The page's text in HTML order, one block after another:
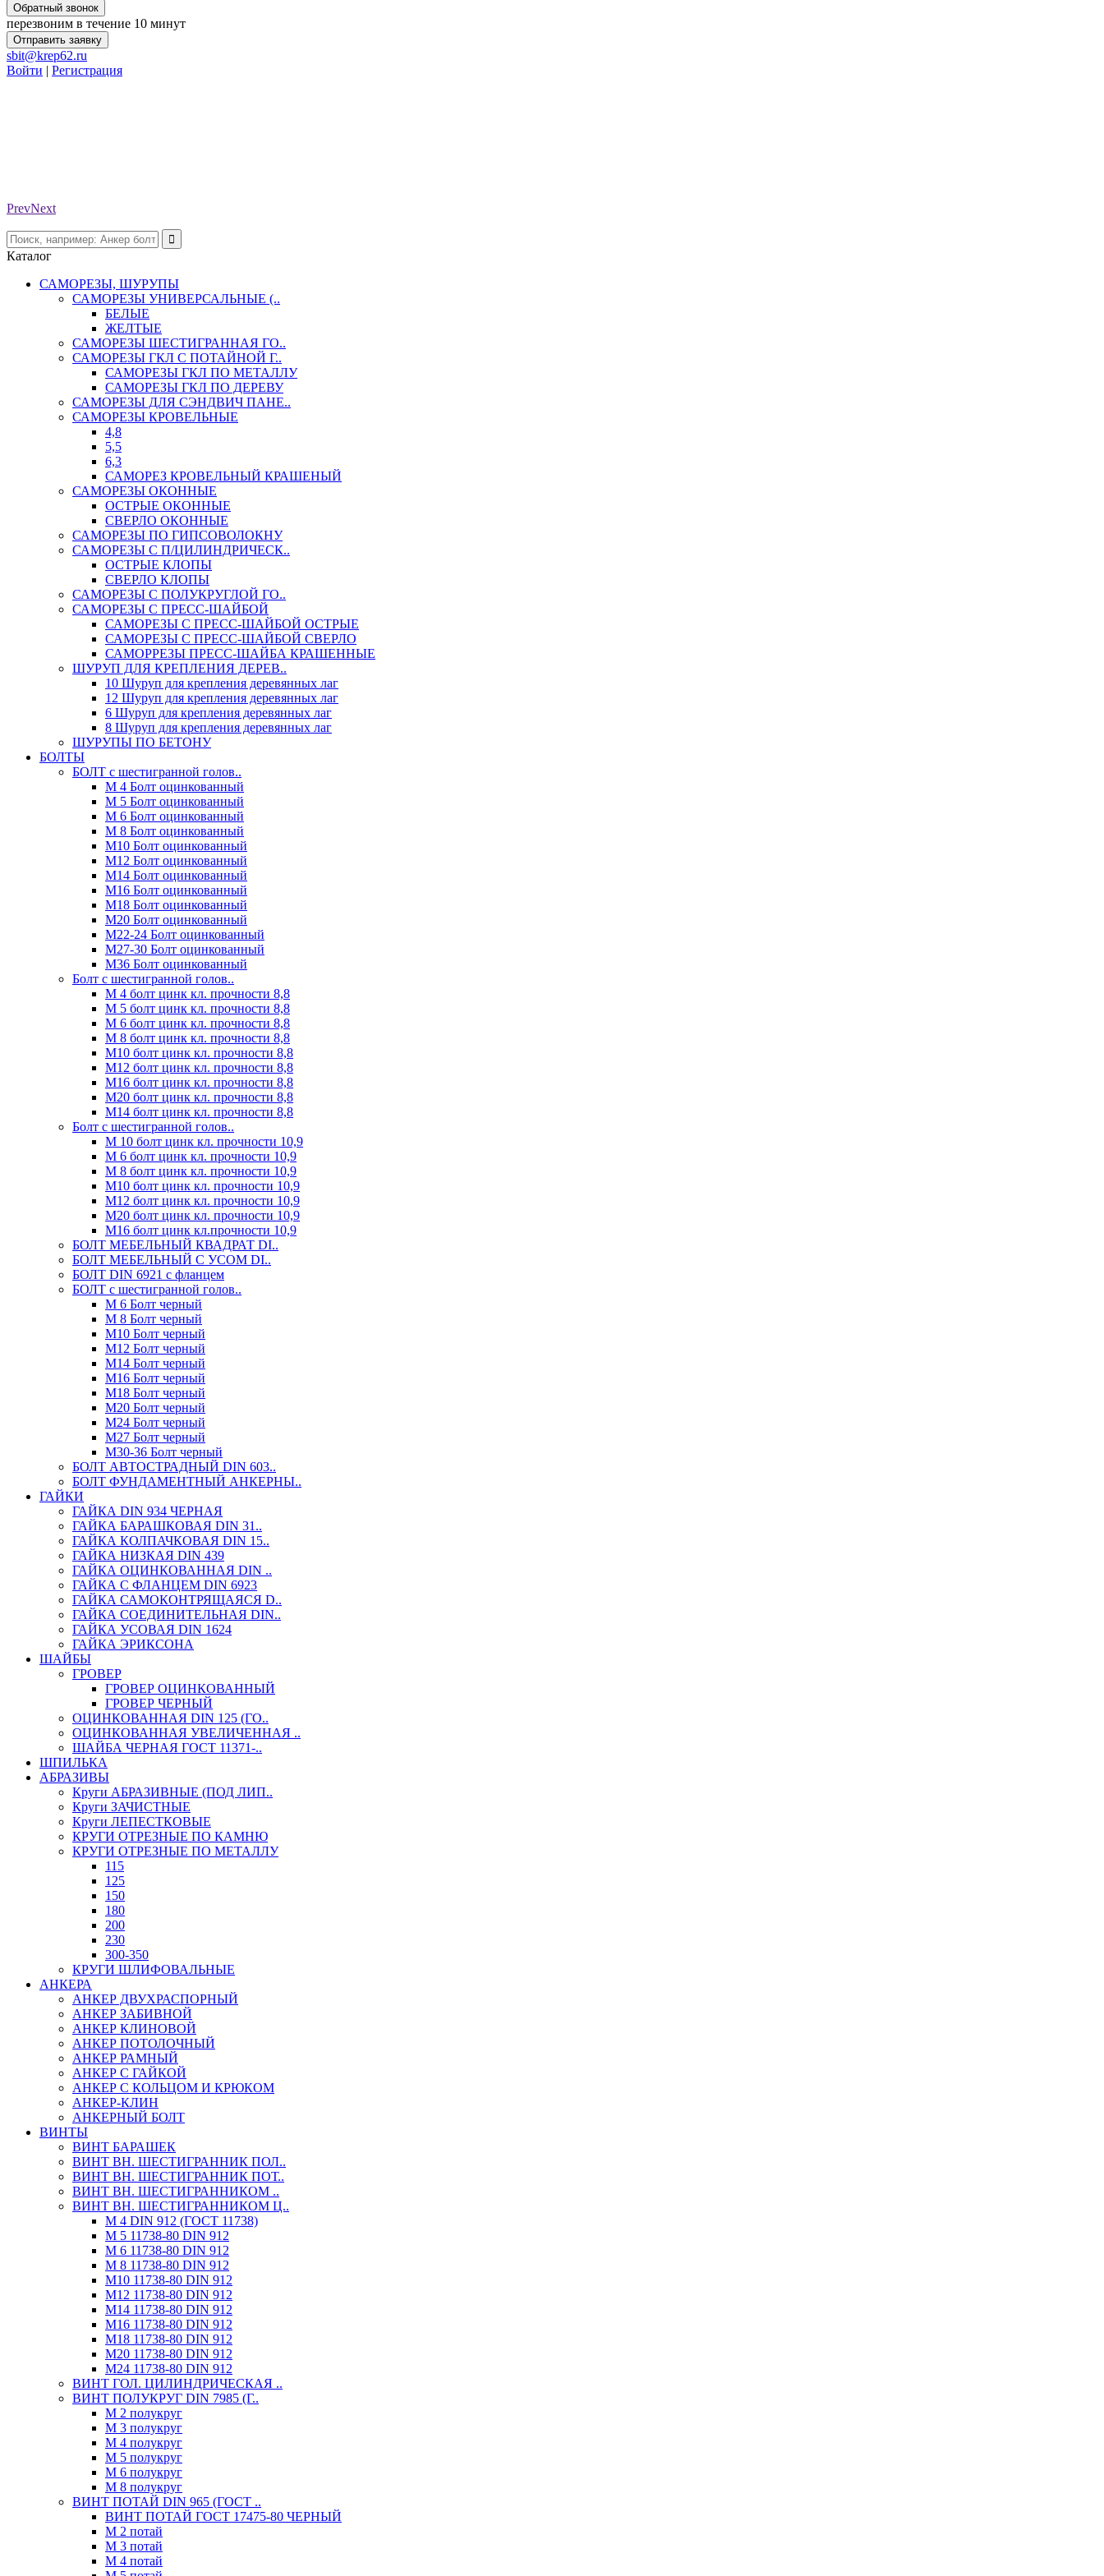
Обратный звонок
перезвоним в течение 10 минут
Отправить заявку
sbit@krep62.ru
Войти | Регистрация
PrevNext
Каталог
САМОРЕЗЫ, ШУРУПЫ
САМОРЕЗЫ УНИВЕРСАЛЬНЫЕ (..
БЕЛЫЕ
ЖЕЛТЫЕ
САМОРЕЗЫ ШЕСТИГРАННАЯ ГО..
САМОРЕЗЫ ГКЛ С ПОТАЙНОЙ Г..
САМОРЕЗЫ ГКЛ ПО МЕТАЛЛУ
САМОРЕЗЫ ГКЛ ПО ДЕРЕВУ
САМОРЕЗЫ ДЛЯ СЭНДВИЧ ПАНЕ..
САМОРЕЗЫ КРОВЕЛЬНЫЕ
4,8
5,5
6,3
САМОРЕЗ КРОВЕЛЬНЫЙ КРАШЕНЫЙ
САМОРЕЗЫ ОКОННЫЕ
ОСТРЫЕ ОКОННЫЕ
СВЕРЛО ОКОННЫЕ
САМОРЕЗЫ ПО ГИПСОВОЛОКНУ
САМОРЕЗЫ С П/ЦИЛИНДРИЧЕСК..
ОСТРЫЕ КЛОПЫ
СВЕРЛО КЛОПЫ
САМОРЕЗЫ С ПОЛУКРУГЛОЙ ГО..
САМОРЕЗЫ С ПРЕСС-ШАЙБОЙ
САМОРЕЗЫ С ПРЕСС-ШАЙБОЙ ОСТРЫЕ
САМОРЕЗЫ С ПРЕСС-ШАЙБОЙ СВЕРЛО
САМОРРЕЗЫ ПРЕСС-ШАЙБА КРАШЕННЫЕ
ШУРУП ДЛЯ КРЕПЛЕНИЯ ДЕРЕВ..
10 Шуруп для крепления деревянных лаг
12 Шуруп для крепления деревянных лаг
6 Шуруп для крепления деревянных лаг
8 Шуруп для крепления деревянных лаг
ШУРУПЫ ПО БЕТОНУ
БОЛТЫ
БОЛТ с шестигранной голов..
М 4 Болт оцинкованный
М 5 Болт оцинкованный
М 6 Болт оцинкованный
М 8 Болт оцинкованный
М10 Болт оцинкованный
М12 Болт оцинкованный
М14 Болт оцинкованный
М16 Болт оцинкованный
М18 Болт оцинкованный
М20 Болт оцинкованный
М22-24 Болт оцинкованный
М27-30 Болт оцинкованный
М36 Болт оцинкованный
Болт с шестигранной голов..
М 4 болт цинк кл. прочности 8,8
М 5 болт цинк кл. прочности 8,8
М 6 болт цинк кл. прочности 8,8
М 8 болт цинк кл. прочности 8,8
М10 болт цинк кл. прочности 8,8
М12 болт цинк кл. прочности 8,8
М16 болт цинк кл. прочности 8,8
М20 болт цинк кл. прочности 8,8
М14 болт цинк кл. прочности 8,8
Болт с шестигранной голов..
М 10 болт цинк кл. прочности 10,9
М 6 болт цинк кл. прочности 10,9
М 8 болт цинк кл. прочности 10,9
М10 болт цинк кл. прочности 10,9
М12 болт цинк кл. прочности 10,9
М20 болт цинк кл. прочности 10,9
М16 болт цинк кл.прочности 10,9
БОЛТ МЕБЕЛЬНЫЙ КВАДРАТ DI..
БОЛТ МЕБЕЛЬНЫЙ С УСОМ DI..
БОЛТ DIN 6921 c фланцем
БОЛТ с шестигранной голов..
М 6 Болт черный
М 8 Болт черный
М10 Болт черный
М12 Болт черный
М14 Болт черный
М16 Болт черный
М18 Болт черный
М20 Болт черный
М24 Болт черный
М27 Болт черный
М30-36 Болт черный
БОЛТ АВТОСТРАДНЫЙ DIN 603..
БОЛТ ФУНДАМЕНТНЫЙ АНКЕРНЫ..
ГАЙКИ
ГАЙКА DIN 934 ЧЕРНАЯ
ГАЙКА БАРАШКОВАЯ DIN 31..
ГАЙКА КОЛПАЧКОВАЯ DIN 15..
ГАЙКА НИЗКАЯ DIN 439
ГАЙКА ОЦИНКОВАННАЯ DIN ..
ГАЙКА С ФЛАНЦЕМ DIN 6923
ГАЙКА САМОКОНТРЯЩАЯСЯ D..
ГАЙКА СОЕДИНИТЕЛЬНАЯ DIN..
ГАЙКА УСОВАЯ DIN 1624
ГАЙКА ЭРИКСОНА
ШАЙБЫ
ГРОВЕР
ГРОВЕР ОЦИНКОВАННЫЙ
ГРОВЕР ЧЕРНЫЙ
ОЦИНКОВАННАЯ DIN 125 (ГО..
ОЦИНКОВАННАЯ УВЕЛИЧЕННАЯ ..
ШАЙБА ЧЕРНАЯ ГОСТ 11371-..
ШПИЛЬКА
АБРАЗИВЫ
Круги АБРАЗИВНЫЕ (ПОД ЛИП..
Круги ЗАЧИСТНЫЕ
Круги ЛЕПЕСТКОВЫЕ
КРУГИ ОТРЕЗНЫЕ ПО КАМНЮ
КРУГИ ОТРЕЗНЫЕ ПО МЕТАЛЛУ
115
125
150
180
200
230
300-350
КРУГИ ШЛИФОВАЛЬНЫЕ
АНКЕРА
АНКЕР ДВУХРАСПОРНЫЙ
АНКЕР ЗАБИВНОЙ
АНКЕР КЛИНОВОЙ
АНКЕР ПОТОЛОЧНЫЙ
АНКЕР РАМНЫЙ
АНКЕР С ГАЙКОЙ
АНКЕР С КОЛЬЦОМ И КРЮКОМ
АНКЕР-КЛИН
АНКЕРНЫЙ БОЛТ
ВИНТЫ
ВИНТ БАРАШЕК
ВИНТ ВН. ШЕСТИГРАННИК ПОЛ..
ВИНТ ВН. ШЕСТИГРАННИК ПОТ..
ВИНТ ВН. ШЕСТИГРАННИКОМ ..
ВИНТ ВН. ШЕСТИГРАННИКОМ Ц..
М 4 DIN 912 (ГОСТ 11738)
М 5 11738-80 DIN 912
М 6 11738-80 DIN 912
М 8 11738-80 DIN 912
М10 11738-80 DIN 912
М12 11738-80 DIN 912
М14 11738-80 DIN 912
М16 11738-80 DIN 912
М18 11738-80 DIN 912
М20 11738-80 DIN 912
М24 11738-80 DIN 912
ВИНТ ГОЛ. ЦИЛИНДРИЧЕСКАЯ ..
ВИНТ ПОЛУКРУГ DIN 7985 (Г..
М 2 полукруг
М 3 полукруг
М 4 полукруг
М 5 полукруг
М 6 полукруг
М 8 полукруг
ВИНТ ПОТАЙ DIN 965 (ГОСТ ..
ВИНТ ПОТАЙ ГОСТ 17475-80 ЧЕРНЫЙ
М 2 потай
М 3 потай
М 4 потай